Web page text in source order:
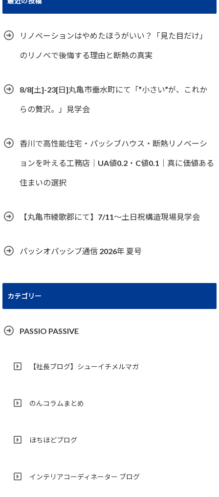
リノベーションはやめたほうがいい？「見た目だけ」
のリノベで後悔する理由と断熱の真実
8/8[土]-23[日]丸亀市垂水町にて「”小さい”が、これか
らの贅沢。」見学会
香川で高性能住宅・パッシブハウス・断熱リノベーシ
ョンを叶える工務店｜UA値0.2・C値0.1｜真に価値ある
住まいの選択
【丸亀市綾歌郡にて】7/11～土日祝構造現場見学会
パッシオパッシブ通信 2026年 夏号
カテゴリー
PASSIO PASSIVE
【社長ブログ】シューイチメルマガ
のんコラムまとめ
ほちほどブログ
インテリアコーディネーター ブログ